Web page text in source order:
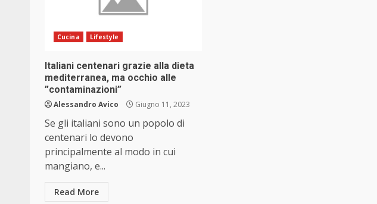
Cucina Lifestyle
Italiani centenari grazie alla dieta
mediterranea, ma occhio alle
”contaminazioni”
Alessandro Avico Giugno 11, 2023
Se gli italiani sono un popolo di
centenari lo devono
principalmente al modo in cui
mangiano, e...
Read More